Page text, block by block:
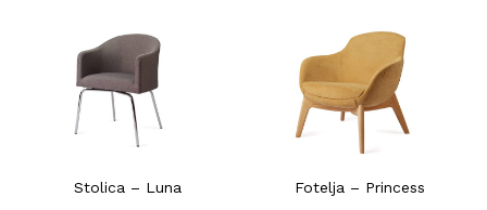
Stolica – Luna Fotelja – Princess